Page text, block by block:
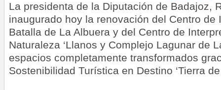
La presidenta de la Diputación de Badajoz,
inaugurado hoy la renovación del Centro de
Batalla de La Albuera y del Centro de
Naturaleza ‘Llanos y Complejo Lagunar de
espacios completamente transformados
Sostenibilidad Turística en Destino ‘Tierra